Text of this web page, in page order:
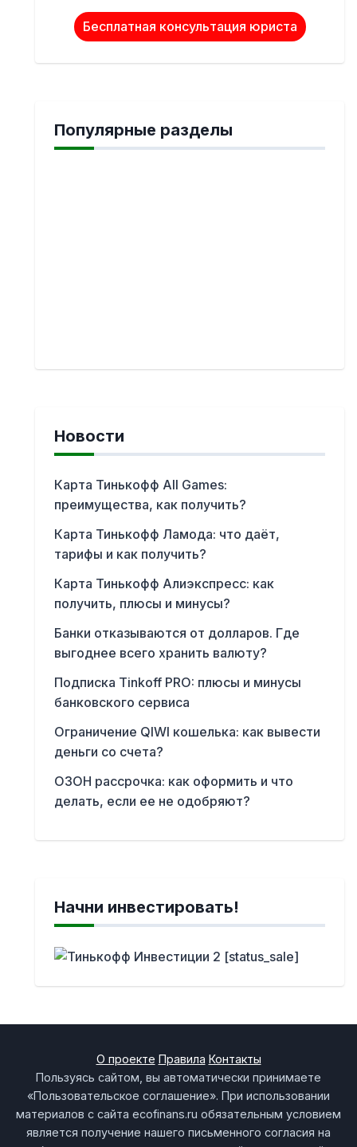
Бесплатная консультация юриста
Популярные разделы
Новости
Карта Тинькофф All Games:
преимущества, как получить?
Карта Тинькофф Ламода: что даёт,
тарифы и как получить?
Карта Тинькофф Алиэкспресс: как
получить, плюсы и минусы?
Банки отказываются от долларов. Где
выгоднее всего хранить валюту?
Подписка Tinkoff PRO: плюсы и минусы
банковского сервиса
Ограничение QIWI кошелька: как вывести
деньги со счета?
ОЗОН рассрочка: как оформить и что
делать, если ее не одобряют?
Начни инвестировать!
О проекте Правила Контакты
Пользуясь сайтом, вы автоматически принимаете
«Пользовательское соглашение». При использовании
материалов с сайта ecofinans.ru обязательным условием
является получение нашего письменного согласия на